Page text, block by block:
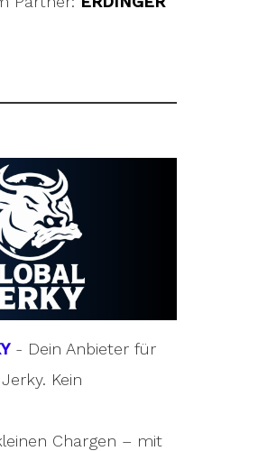
- Dein Anbieter für
Kein
Chargen – mit